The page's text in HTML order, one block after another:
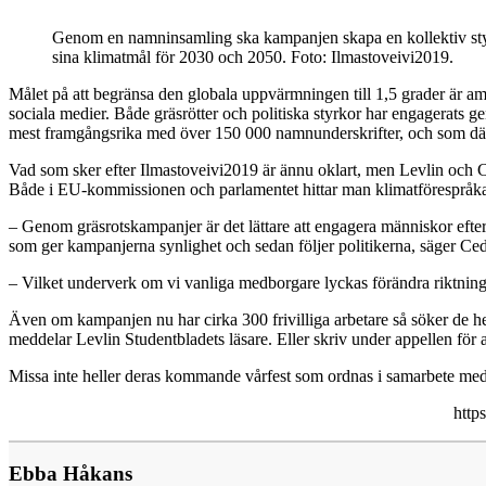
Genom en namninsamling ska kampanjen skapa en kollektiv
sina klimatmål för 2030 och 2050. Foto: Ilmastoveivi2019.
Målet på att begränsa den globala uppvärmningen till 1,5 grader är
sociala medier. Både gräsrötter och politiska styrkor har engagerats
mest framgångsrika med över 150 000 namnunderskrifter, och som
Vad som sker efter Ilmastoveivi2019 är ännu oklart, men Levlin och
Både i EU-kommissionen och parlamentet hittar man
– Genom gräsrotskampanjer är det lättare att engagera människor
som ger kampanjerna synlighet och sedan följer politikerna, säger
– Vilket underverk om vi vanliga medborgare lyckas förändra
Även om kampanjen nu har cirka 300 frivilliga arbetare så söker de
meddelar Levlin Studentbladets läsare. Eller skriv under appellen
Missa inte heller deras kommande vårfest som ordnas i samarbete
Ebba Håkans